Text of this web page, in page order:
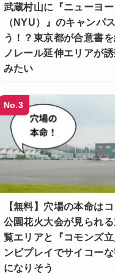
武蔵村山に『ニューヨ
（NYU）』のキャンパ
う！？東京都が合意書
ノレール延伸エリアが
みたい
No.3
【無料】穴場の本命は
公園花火大会が見られ
覧エリアと『コモンズ
ンビプレイでサイコー
になりそう